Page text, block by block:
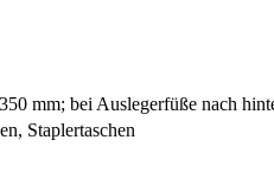
mm; bei Auslegerfüße nach
Staplertaschen